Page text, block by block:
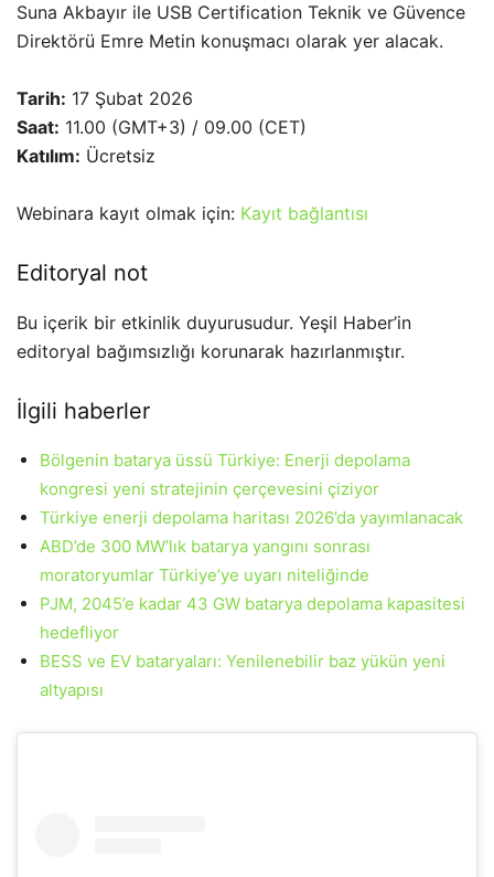
Suna Akbayır ile USB Certification Teknik ve Güvence
Direktörü Emre Metin konuşmacı olarak yer alacak.
Tarih: 17 Şubat 2026
Saat: 11.00 (GMT+3) / 09.00 (CET)
Katılım: Ücretsiz
Webinara kayıt olmak için: Kayıt bağlantısı
Editoryal not
Bu içerik bir etkinlik duyurusudur. Yeşil Haber’in
editoryal bağımsızlığı korunarak hazırlanmıştır.
İlgili haberler
Bölgenin batarya üssü Türkiye: Enerji depolama
kongresi yeni stratejinin çerçevesini çiziyor
Türkiye enerji depolama haritası 2026’da yayımlanacak
ABD’de 300 MW’lık batarya yangını sonrası
moratoryumlar Türkiye’ye uyarı niteliğinde
PJM, 2045’e kadar 43 GW batarya depolama kapasitesi
hedefliyor
BESS ve EV bataryaları: Yenilenebilir baz yükün yeni
altyapısı